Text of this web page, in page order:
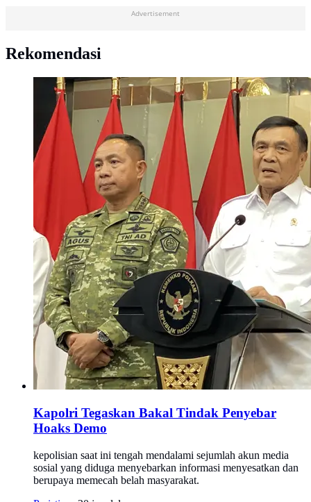
Advertisement
Rekomendasi
Kapolri Tegaskan Bakal Tindak Penyebar
Hoaks Demo
kepolisian saat ini tengah mendalami sejumlah akun media
sosial yang diduga menyebarkan informasi menyesatkan dan
berupaya memecah belah masyarakat.